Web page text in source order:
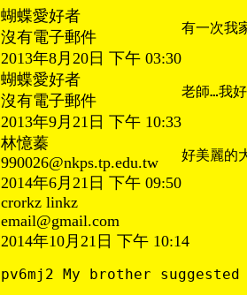
蝴蝶愛好者
沒有電子郵件
2013年8月20日 下午 03:30
有一次我
蝴蝶愛好者
沒有電子郵件
2013年9月21日 下午 10:33
老師…我
林憶蓁
990026@nkps.tp.edu.tw
2014年6月21日 下午 09:50
好美麗的
crorkz linkz
email@gmail.com
2014年10月21日 下午 10:14
pv6mj2 My brother